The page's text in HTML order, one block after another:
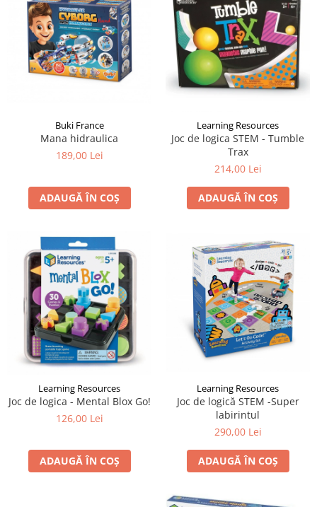
LEGO Art
LEGO Creator Expert
LEGO Architecture
LEGO Ideas
Buki France
Mana hidraulica
189,00 Lei
ADAUGĂ ÎN COȘ
Learning Resources
Joc de logica STEM - Tumble
Trax
214,00 Lei
ADAUGĂ ÎN COȘ
Learning Resources
Joc de logica - Mental Blox Go!
126,00 Lei
ADAUGĂ ÎN COȘ
Learning Resources
Joc de logică STEM -Super
labirintul
290,00 Lei
ADAUGĂ ÎN COȘ